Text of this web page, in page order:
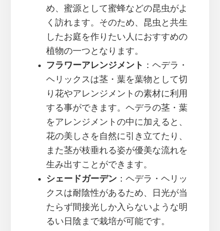
め、蜜源として蜜蜂などの昆虫がよ
く訪れます。そのため、昆虫と共生
したお庭を作りたい人におすすめの
植物の一つとなります。
フラワーアレンジメント
：ヘデラ・
ヘリックスは茎・葉を葉物として切
り花やアレンジメントの素材に利用
する事ができます。ヘデラの茎・葉
をアレンジメントの中に加えると、
花の美しさを自然に引き立てたり、
また茎が枝垂れる姿が優美な流れを
生み出すことができます。
シェードガーデン：ヘデラ・ヘリッ
クスは耐陰性があるため、日光が当
たらず間接光しか入らないような明
るい日陰まで栽培が可能です。